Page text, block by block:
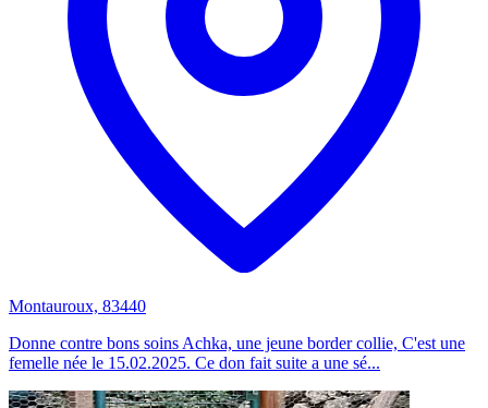
Montauroux, 83440
Donne contre bons soins Achka, une jeune border collie, C'est une
femelle née le 15.02.2025. Ce don fait suite a une sé...